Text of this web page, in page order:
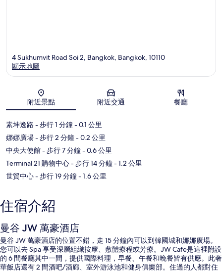
地圖
4 Sukhumvit Road Soi 2, Bangkok, Bangkok, 10110
顯示地圖
附近景點 附近交通 餐廳
素坤逸路 - 步行 1 分鐘- 0.1 公里
娜娜廣場- 步行 2 分鐘- 0.2 公里
中央大使館- 步行 7 分鐘- 0.6 公里
Terminal 21 購物中心- 步行 14 分鐘- 1.2 公里
世貿中心- 步行 19 分鐘- 1.6 公里
住宿介紹
曼谷 JW 萬豪酒店
曼谷 JW 萬豪酒店的位置不錯，走 15 分鐘內可以到韓國城和娜娜廣場。
您可以去 Spa 享受深層組織按摩、敷體療程或芳療。JW Cafe是這裡附設
的 6 間餐廳其中一間，提供國際料理，早餐、午餐和晚餐皆有供應。此奢
華飯店還有 2 間酒吧/酒廊、室外游泳池和健身俱樂部。住過的人都對住